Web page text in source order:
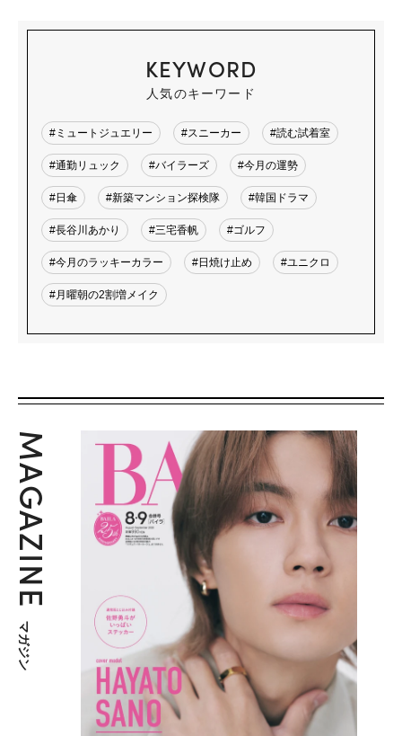
KEYWORD
人気のキーワード
#ミュートジュエリー #スニーカー #読む試着室
#通勤リュック #バイラーズ #今月の運勢
#日傘 #新築マンション探検隊 #韓国ドラマ
#長谷川あかり #三宅香帆 #ゴルフ
#今月のラッキーカラー #日焼け止め #ユニクロ
#月曜朝の2割増メイク
MAGAZINE
マガジン